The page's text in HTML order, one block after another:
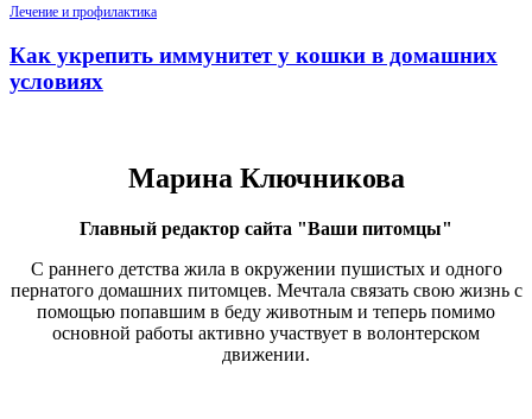
Лечение и профилактика
Как укрепить иммунитет у кошки в домашних
условиях
Марина Ключникова
Главный редактор сайта "Ваши питомцы"
С раннего детства жила в окружении пушистых и одного
пернатого домашних питомцев. Мечтала связать свою жизнь с
помощью попавшим в беду животным и теперь помимо
основной работы активно участвует в волонтерском
движении.